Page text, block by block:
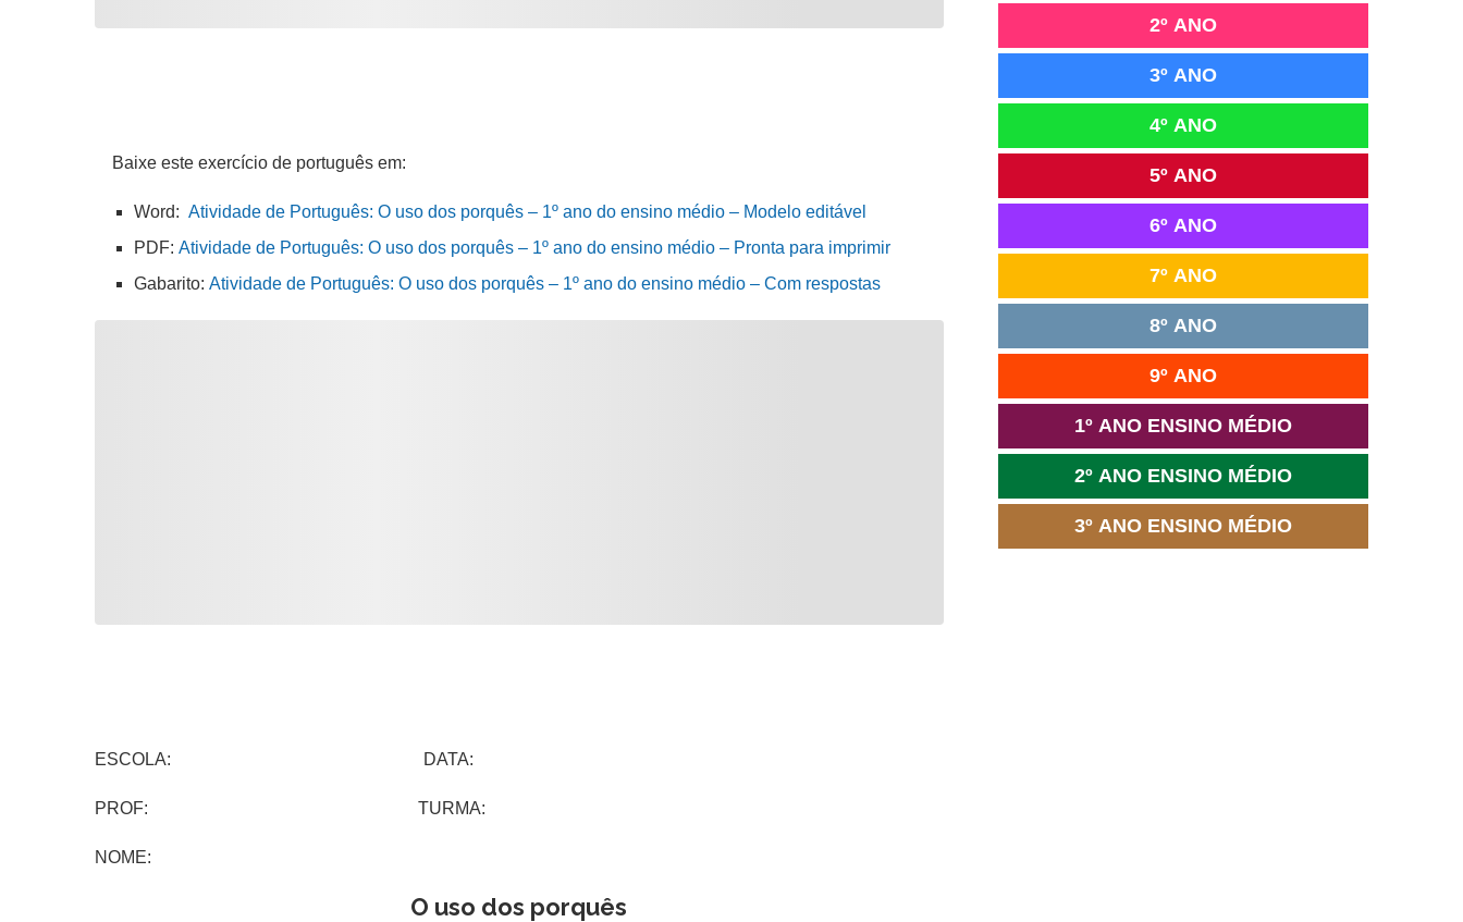
Baixe este exercício de português em:
Word: Atividade de Português: O uso dos porquês – 1º ano do ensino médio – Modelo editável
PDF: Atividade de Português: O uso dos porquês – 1º ano do ensino médio – Pronta para imprimir
Gabarito: Atividade de Português: O uso dos porquês – 1º ano do ensino médio – Com respostas
ESCOLA: DATA:
PROF: TURMA:
NOME:
O uso dos porquês
2º ANO
3º ANO
4º ANO
5º ANO
6º ANO
7º ANO
8º ANO
9º ANO
1º ANO ENSINO MÉDIO
2º ANO ENSINO MÉDIO
3º ANO ENSINO MÉDIO